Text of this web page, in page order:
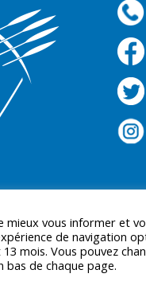
mieux vous informer et
de navigation
mois. Vous pouvez
bas de chaque page.